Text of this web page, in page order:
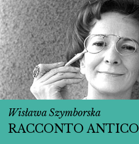
Wisława Szymborska
RACCONTO ANTICO